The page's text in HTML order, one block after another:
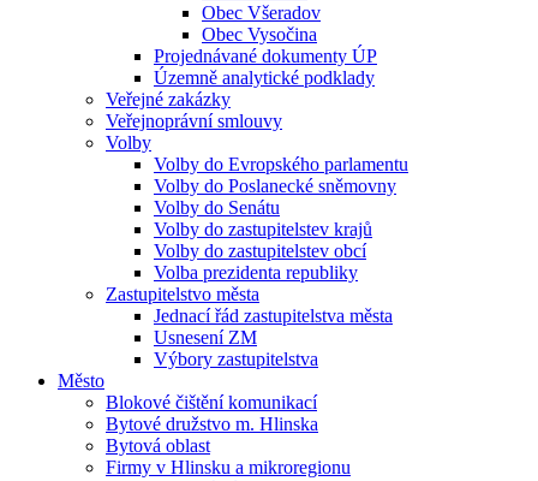
Obec Všeradov
Obec Vysočina
Projednávané dokumenty ÚP
Územně analytické podklady
Veřejné zakázky
Veřejnoprávní smlouvy
Volby
Volby do Evropského parlamentu
Volby do Poslanecké sněmovny
Volby do Senátu
Volby do zastupitelstev krajů
Volby do zastupitelstev obcí
Volba prezidenta republiky
Zastupitelstvo města
Jednací řád zastupitelstva města
Usnesení ZM
Výbory zastupitelstva
Město
Blokové čištění komunikací
Bytové družstvo m. Hlinska
Bytová oblast
Firmy v Hlinsku a mikroregionu